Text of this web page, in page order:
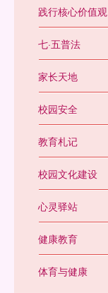
践行核心价值观
七·五普法
家长天地
校园安全
教育札记
校园文化建设
心灵驿站
健康教育
体育与健康